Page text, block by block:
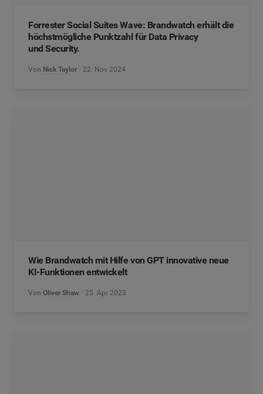
Forrester Social Suites Wave: Brandwatch erhält die
höchstmögliche Punktzahl für Data Privacy
und Security.
Von Nick Taylor 22. Nov 2024
Wie Brandwatch mit Hilfe von GPT innovative neue
KI-Funktionen entwickelt
Von Oliver Shaw 25. Apr 2023